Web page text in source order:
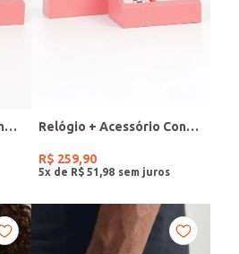
Relógio Condor Feminino DOURADO Relógio + Acessório Condor Feminino PRATA
R$ 259,90
5x de R$ 51 98